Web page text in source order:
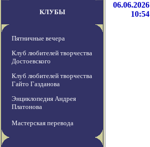
КЛУБЫ
Пятничные вечера
Клуб любителей творчества
Достоевского
Клуб любителей творчества
Гайто Газданова
Энциклопедия Андрея
Платонова
Мастерская перевода
06.06.2026
10:54